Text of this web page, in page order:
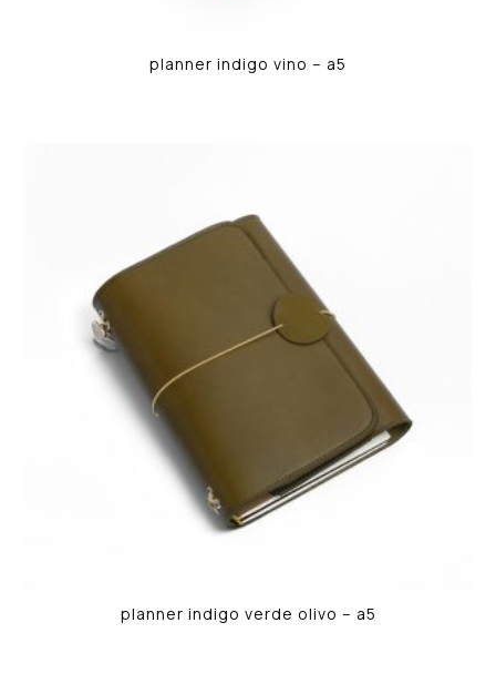
planner indigo vino – a5
planner indigo verde olivo – a5